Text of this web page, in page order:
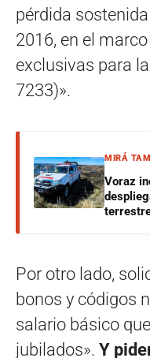
pérdida
2016, en el
exclusivas para
7233)».
MIRÁ
Voraz
Por otro lado,
bonos y códigos
salario básico
jubilados». Y